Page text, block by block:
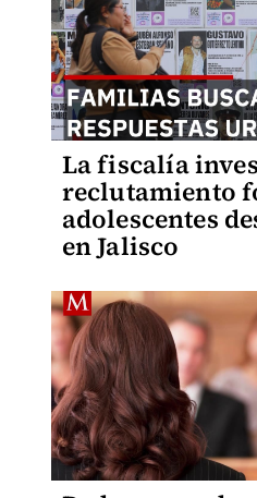
La fiscalía
reclutamiento
adolescentes
en Jalisco